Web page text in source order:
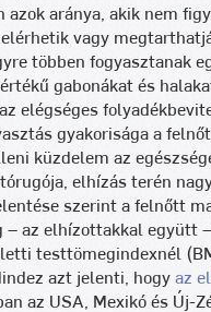
aránya, akik nem
vagy
többen fogyasztanak
gabonákat és
elégséges
gyakorisága a
küzdelem az
elhízás terén
szerint a felnőtt
az elhízottakkal együtt
testtömegindexnél
azt jelenti, hogy az
az USA, Mexikó és Új-